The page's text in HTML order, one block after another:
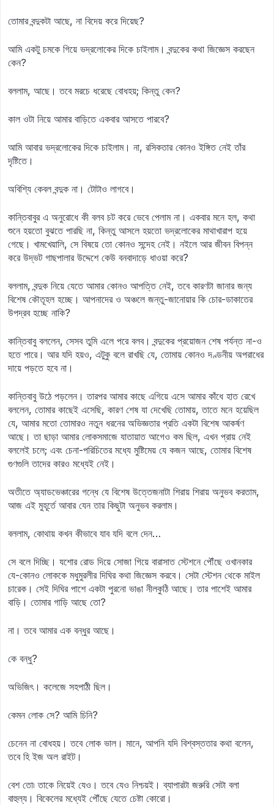
তোমার বন্দুকটা আছে, না বিদেয় করে দিয়েছ?
আমি একটু চমকে গিয়ে ভদ্রলোকের দিকে চাইলাম। বন্দুকের কথা জিজ্ঞেস করছেন
কেন?
বললাম, আছে। তবে মরচে ধরেছে বোধহয়; কিন্তু কেন?
কাল ওটা নিয়ে আমার বাড়িতে একবার আসতে পারবে?
আমি আবার ভদ্রলোকের দিকে চাইলাম। না, রসিকতার কোনও ইঙ্গিত নেই তাঁর
দৃষ্টিতে।
অবিশ্যি কেবল বন্দুক না। টোটাও লাগবে।
কান্তিবাবুর এ অনুরোধে কী বলব চট করে ভেবে পেলাম না। একবার মনে হল, কথা
শুনে হয়তো বুঝতে পারছি না, কিন্তু আসলে হয়তো ভদ্রলোকের মাথাখারাপ হয়ে
গেছে। খামখেয়ালি, সে বিষয়ে তো কোনও সন্দেহ নেই। নইলে আর জীবন বিপন্ন
করে উদ্ভট গাছপালার উদ্দেশে কেউ বনবাদাড়ে ধাওয়া করে?
বললাম, বন্দুক নিয়ে যেতে আমার কোনও আপত্তি নেই, তবে কারণটা জানার জন্য
বিশেষ কৌতূহল হচ্ছে। আপনাদের ও অঞ্চলে জন্তু-জানোয়ার কি চোর-ডাকাতের
উপদ্রব হচ্ছে নাকি?
কান্তিবাবু বললেন, সেসব তুমি এলে পরে বলব। বন্দুকের প্রয়োজন শেষ পর্যন্ত না-ও
হতে পারে। আর যদি হয়ও, এটুকু বলে রাখছি যে, তোমায় কোনও দণ্ডনীয় অপরাধের
দায়ে পড়তে হবে না।
কান্তিবাবু উঠে পড়লেন। তারপর আমার কাছে এগিয়ে এসে আমার কাঁধে হাত রেখে
বললেন, তোমার কাছেই এসেছি, কারণ শেষ যা দেখেছি তোমায়, তাতে মনে হয়েছিল
যে, আমার মতো তোমারও নতুন ধরনের অভিজ্ঞতার প্রতি একটা বিশেষ আকর্ষণ
আছে। তা ছাড়া আমার লোকসমাজে যাতায়াত আগেও কম ছিল, এখন প্রায় নেই
বললেই চলে; এবং চেনা-পরিচিতের মধ্যে মুষ্টিমেয় যে কজন আছে, তোমার বিশেষ
গুণগুলি তাদের কারও মধ্যেই নেই।
অতীতে অ্যাডভেঞ্চারের গন্ধে যে বিশেষ উত্তেজনাটা শিরায় শিরায় অনুভব করতাম,
আজ এই মুহূর্তে আবার যেন তার কিছুটা অনুভব করলাম।
বললাম, কোথায় কখন কীভাবে যাব যদি বলে দেন…
সে বলে দিচ্ছি। যশোর রোড দিয়ে সোজা গিয়ে বারাসাত স্টেশনে পৌঁছে ওখানকার
যে-কোনও লোককে মধুমুরলীর দিঘির কথা জিজ্ঞেস করবে। সেটা স্টেশন থেকে মাইল
চারেক। সেই দিঘির পাশে একটা পুরনো ভাঙা নীলকুঠি আছে। তার পাশেই আমার
বাড়ি। তোমার গাড়ি আছে তো?
না। তবে আমার এক বন্ধুর আছে।
কে বন্ধু?
অভিজিৎ। কলেজে সহপাঠী ছিল।
কেমন লোক সে? আমি চিনি?
চেনেন না বোধহয়। তবে লোক ভাল। মানে, আপনি যদি বিশ্বস্ততার কথা বলেন,
তবে হি ইজ অল রাইট।
বেশ তো৷ তাকে নিয়েই যেও। তবে যেও নিশ্চয়ই। ব্যাপারটা জরুরি সেটা বলা
বাহুল্য। বিকেলের মধ্যেই পৌঁছে যেতে চেষ্টা কোরো।